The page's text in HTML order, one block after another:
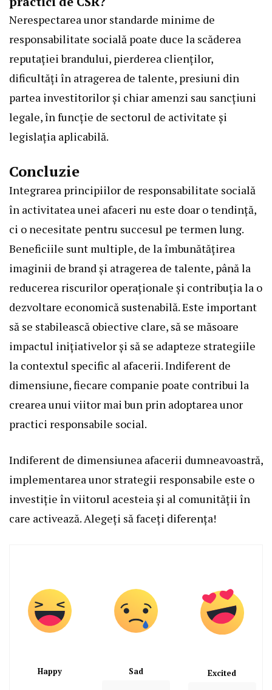
Nerespectarea unor standarde minime de
responsabilitate socială poate duce la scăderea
reputației brandului, pierderea clienților,
dificultăți în atragerea de talente, presiuni din
partea investitorilor și chiar amenzi sau sancțiuni
legale, în funcție de sectorul de activitate și
legislația aplicabilă.
Concluzie
Integrarea principiilor de responsabilitate socială
în activitatea unei afaceri nu este doar o tendință,
ci o necesitate pentru succesul pe termen lung.
Beneficiile sunt multiple, de la îmbunătățirea
imaginii de brand și atragerea de talente, până la
reducerea riscurilor operaționale și contribuția la o
dezvoltare economică sustenabilă. Este important
să se stabilească obiective clare, să se măsoare
impactul inițiativelor și să se adapteze strategiile
la contextul specific al afacerii. Indiferent de
dimensiune, fiecare companie poate contribui la
crearea unui viitor mai bun prin adoptarea unor
practici responsabile social.
Indiferent de dimensiunea afacerii dumneavoastră,
implementarea unor strategii responsabile este o
investiție în viitorul acesteia și al comunității în
care activează. Alegeți să faceți diferența!
Happy Sad Excited